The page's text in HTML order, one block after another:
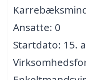
Ansatte: 0
Startdato: 15.